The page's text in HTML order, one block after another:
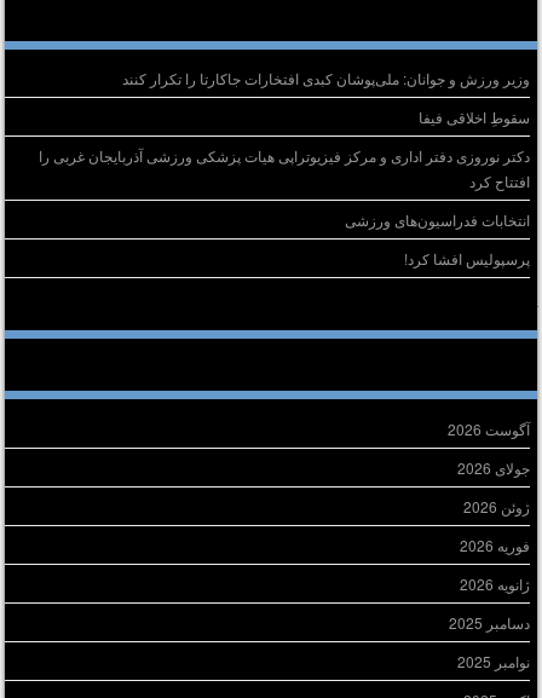
وزیر ورزش و جوانان: ملی‌پوشان کبدی افتخارات جاکارتا را تکرار کنند
سقوطِ اخلاقی فیفا
دکتر نوروزی دفتر اداری و مرکز فیزیوتراپی هیات پزشکی ورزشی آذربایجان غربی را
افتتاح کرد
انتخابات فدراسیون‌های ورزشی
پرسپولیس افشا کرد!
دیدگاه‌ها
آگوست 2026
جولای 2026
ژوئن 2026
فوریه 2026
ژانویه 2026
دسامبر 2025
نوامبر 2025